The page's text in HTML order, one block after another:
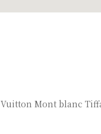
Mont blanc